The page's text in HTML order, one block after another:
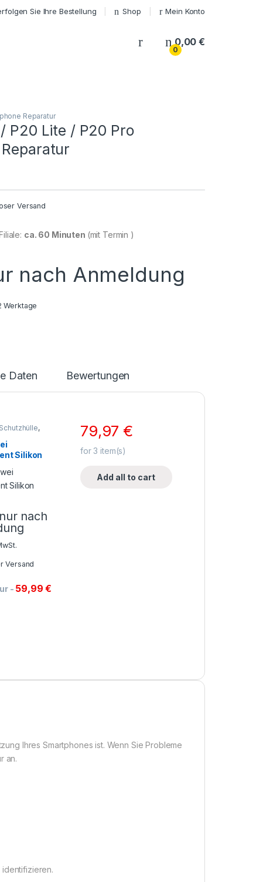
Sie Ihre Bestellung Shop Mein Konto
My Account
0
0,00€
Reparatur
P20 Lite / P20 Pro
Versand
ca. 60 Minuten (mit Termin )
nach Anmeldung
Werktage
Daten Bewertungen
,
Zubehör
Silikon
nach
Versand
- 59,99€
79,97€
for3 item(s)
Add all to cart
Ihres Smartphones ist. Wenn Sie Probleme
an.